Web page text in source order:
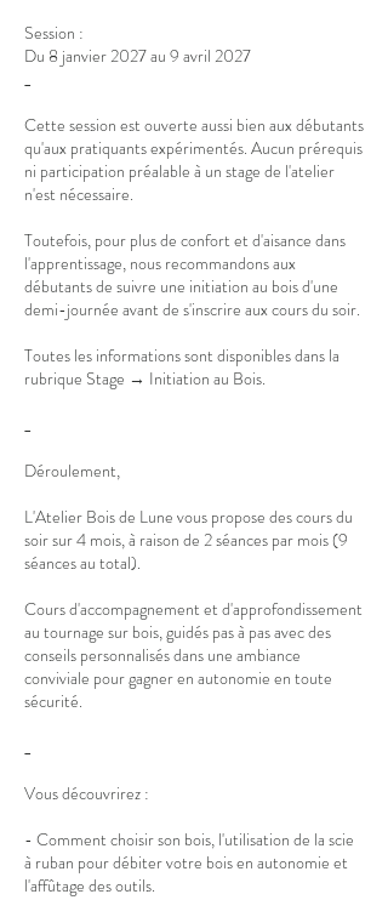
7
Session :
Du 8 janvier 2027 au 9 avril 2027
Cette session est ouverte aussi bien aux débutants
qu'aux pratiquants expérimentés. Aucun prérequis
ni participation préalable à un stage de l'atelier
n'est nécessaire.
Toutefois, pour plus de confort et d'aisance dans
l'apprentissage, nous recommandons aux
débutants de suivre une initiation au bois d'une
demi-journée avant de s'inscrire aux cours du soir.
Toutes les informations sont disponibles dans la
rubrique Stage → Initiation au Bois.
Déroulement,
L'Atelier Bois de Lune vous propose des cours du
soir sur 4 mois, à raison de 2 séances par mois (9
séances au total).
Cours d'accompagnement et d'approfondissement
au tournage sur bois, guidés pas à pas avec des
conseils personnalisés dans une ambiance
conviviale pour gagner en autonomie en toute
sécurité.
Vous découvrirez :
- Comment choisir son bois, l'utilisation de la scie
à ruban pour débiter votre bois en autonomie et
l'affûtage des outils.